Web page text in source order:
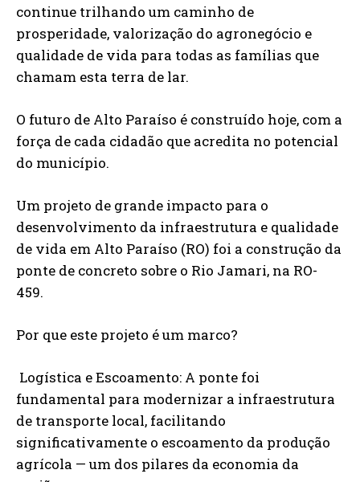
continue trilhando um caminho de
prosperidade, valorização do agronegócio e
qualidade de vida para todas as famílias que
chamam esta terra de lar.
O futuro de Alto Paraíso é construído hoje, com a
força de cada cidadão que acredita no potencial
do município.
Um projeto de grande impacto para o
desenvolvimento da infraestrutura e qualidade
de vida em Alto Paraíso (RO) foi a construção da
ponte de concreto sobre o Rio Jamari, na RO-
459.
Por que este projeto é um marco?
Logística e Escoamento: A ponte foi
fundamental para modernizar a infraestrutura
de transporte local, facilitando
significativamente o escoamento da produção
agrícola — um dos pilares da economia da